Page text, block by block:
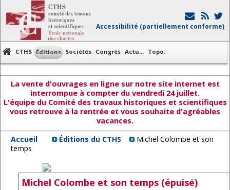
Accessibilité (partiellement conforme)
CTHS Éditions Sociétés Congrès Actu... Topo.
La vente d'ouvrages en ligne sur notre site internet est
interrompue à compter du vendredi 24 juillet.
L'équipe du Comité des travaux historiques et scientifiques
vous retrouve à la rentrée et vous souhaite d'agréables
vacances.
Accueil
Éditions du CTHS
Michel Colombe et son
temps
Michel Colombe et son temps (épuisé)